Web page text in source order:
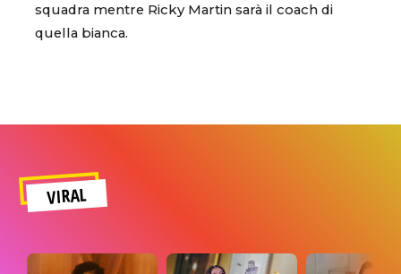
squadra mentre Ricky Martin sarà il coach di
quella bianca.
VIRAL